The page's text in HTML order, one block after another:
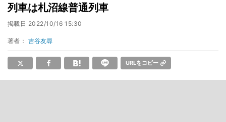
列車は札沼線普通列車
掲載日 2022/10/16 15:30
著者： 吉谷友尋
URLをコピー